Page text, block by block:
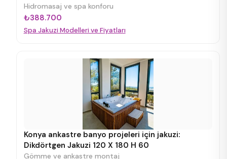
Hidromasaj ve spa konforu
₺388.700
Spa Jakuzi Modelleri ve Fiyatları
Konya ankastre banyo projeleri için jakuzi:
Dikdörtgen Jakuzi 120 X 180 H 60
Gömme ve ankastre montaj